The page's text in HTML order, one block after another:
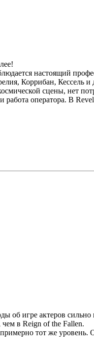
настоящий
Коррибан, Кессель
сцены, нет
оператора. В
об игре актеров
в Reign of the Fallen.
тот же уровень.